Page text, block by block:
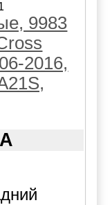
9983
2016,